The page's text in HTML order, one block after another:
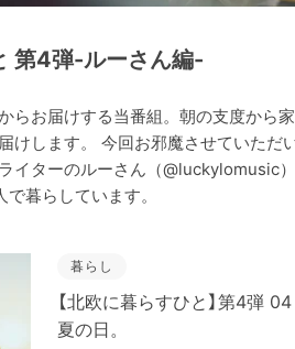
第4弾-ルーさん編-
らお届けする当番組。朝の支度から
けします。 今回お邪魔させていただ
イターのルーさん（@luckylomusic
暮らしています。
暮らし
【北欧に暮らすひと】第4弾
夏の日。